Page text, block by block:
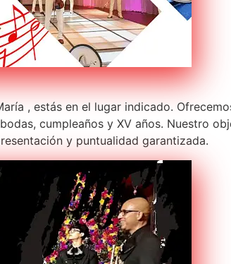
, estás en el lugar indicado.
cumpleaños y XV años. Nuestro
y puntualidad garantizada.